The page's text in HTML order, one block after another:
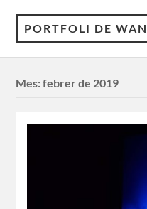
PORTFOLI DE
Mes:febrer de 2019